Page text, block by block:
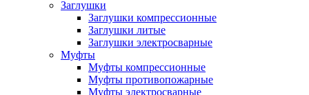
Заглушки
Заглушки компрессионные
Заглушки литые
Заглушки электросварные
Муфты
Муфты компрессионные
Муфты противопожарные
Муфты электросварные